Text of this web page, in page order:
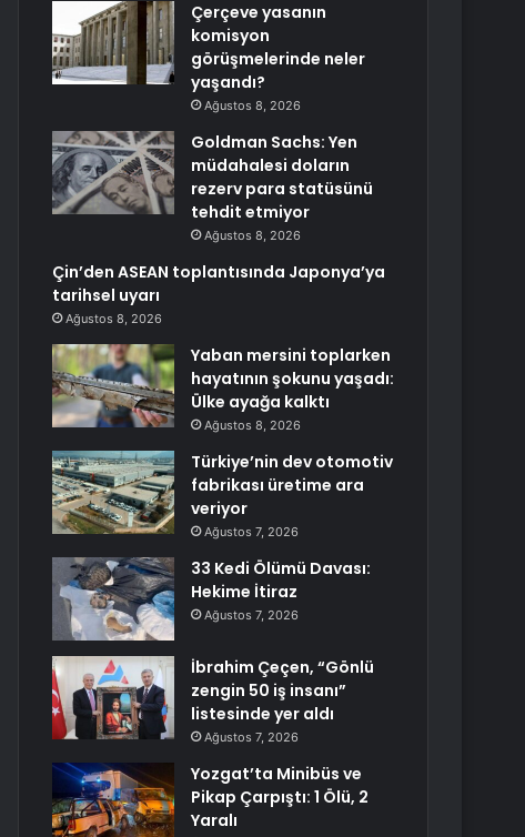
Çerçeve yasanın
komisyon
görüşmelerinde neler
yaşandı?
Ağustos 8, 2026
Goldman Sachs: Yen
müdahalesi doların
rezerv para statüsünü
tehdit etmiyor
Ağustos 8, 2026
Çin’den ASEAN toplantısında Japonya’ya
tarihsel uyarı
Ağustos 8, 2026
Yaban mersini toplarken
hayatının şokunu yaşadı:
Ülke ayağa kalktı
Ağustos 8, 2026
Türkiye’nin dev otomotiv
fabrikası üretime ara
veriyor
Ağustos 7, 2026
33 Kedi Ölümü Davası:
Hekime İtiraz
Ağustos 7, 2026
İbrahim Çeçen, “Gönlü
zengin 50 iş insanı”
listesinde yer aldı
Ağustos 7, 2026
Yozgat’ta Minibüs ve
Pikap Çarpıştı: 1 Ölü, 2
Yaralı